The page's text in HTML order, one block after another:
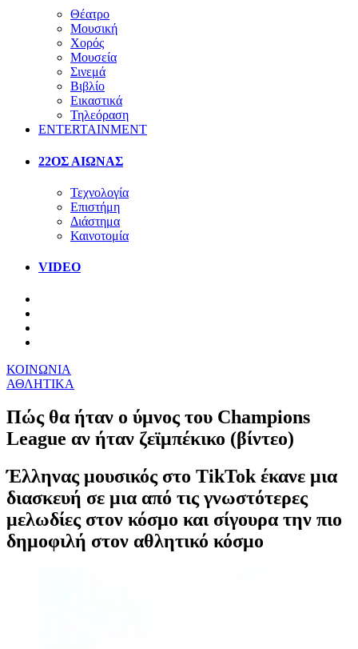
Θέατρο
Μουσική
Χορός
Μουσεία
Σινεμά
Βιβλίο
Εικαστικά
Τηλεόραση
ENTERTAINMENT
22ΟΣ ΑΙΩΝΑΣ
Τεχνολογία
Επιστήμη
Διάστημα
Καινοτομία
VIDEO
ΚΟΙΝΩΝΙΑ
ΑΘΛΗΤΙΚΑ
Πώς θα ήταν ο ύμνος του Champions
League αν ήταν ζεϊμπέκικο (βίντεο)
Έλληνας μουσικός στο TikTok έκανε μια
διασκευή σε μια από τις γνωστότερες
μελωδίες στον κόσμο και σίγουρα την πιο
δημοφιλή στον αθλητικό κόσμο